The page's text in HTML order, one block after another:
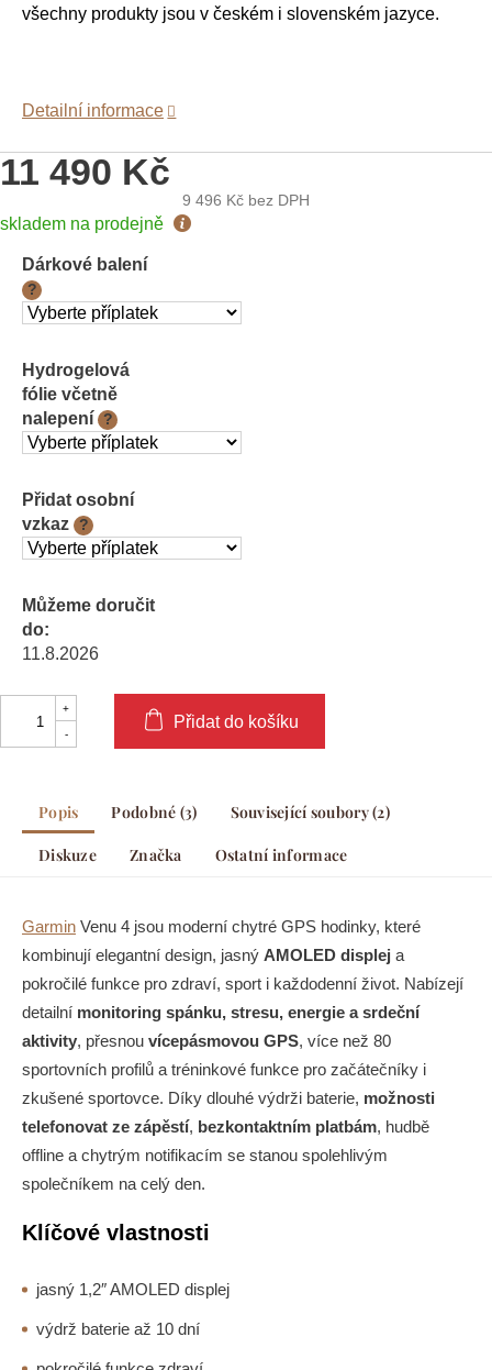
11 490 Kč
9 496 Kč bez DPH
Měrná
skladem na prodejně
Dárkové balení
?
Hydrogelová
fólie včetně
nalepení
?
Přidat osobní
vzkaz
?
Můžeme doručit
do:
11.8.2026
Přidat do košíku
všechny produkty jsou v českém i slovenském jazyce.
Detailní informace
Popis Podobné (3) Související soubory (2)
Diskuze Značka Ostatní informace
Garmin Venu 4 jsou moderní chytré GPS hodinky, které
kombinují elegantní design, jasný AMOLED displej a
pokročilé funkce pro zdraví, sport i každodenní život. Nabízejí
detailní monitoring spánku, stresu, energie a srdeční
aktivity, přesnou vícepásmovou GPS, více než 80
sportovních profilů a tréninkové funkce pro začátečníky i
zkušené sportovce. Díky dlouhé výdrži baterie, možnosti
telefonovat ze zápěstí, bezkontaktním platbám, hudbě
offline a chytrým notifikacím se stanou spolehlivým
společníkem na celý den.
Klíčové vlastnosti
jasný 1,2″ AMOLED displej
výdrž baterie až 10 dní